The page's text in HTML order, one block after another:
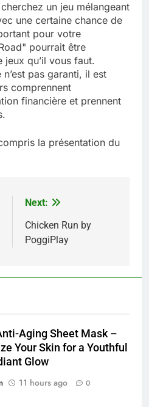
un jeu mélangeant
une certaine chance de
pour votre
pourrait être
qu’il vous faut.
pas garanti, il est
comprennent
financière et prennent
la présentation du
Next:
Chicken Run by
PoggiPlay
Aging Sheet Mask –
Your Skin for a Youthful
Glow
11 hours ago 0